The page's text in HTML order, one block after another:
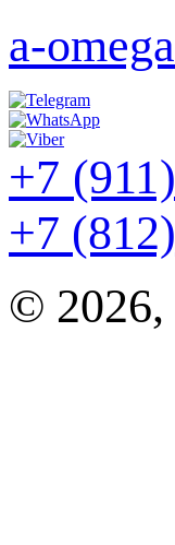
a-
+7
+7
©